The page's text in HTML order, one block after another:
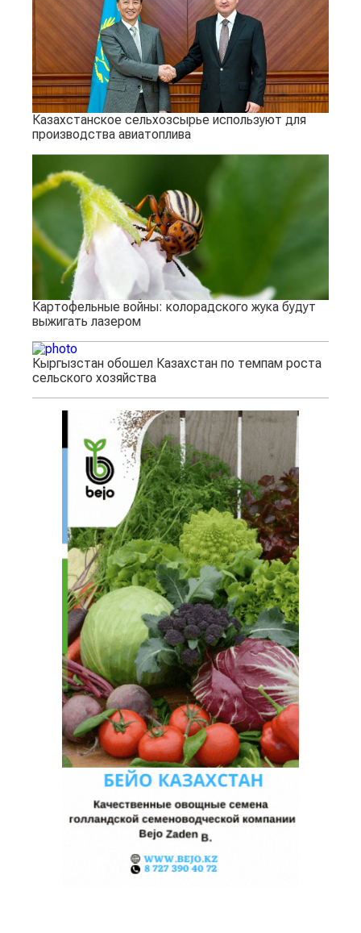
Казахстанское сельхозсырье используют для
производства авиатоплива
Картофельные войны: колорадского жука будут
выжигать лазером
Кыргызстан обошел Казахстан по темпам роста
сельского хозяйства